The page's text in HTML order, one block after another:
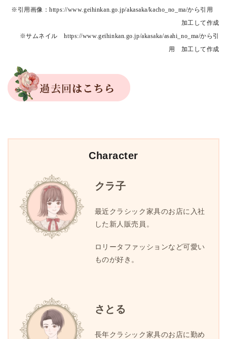
※引用画像：https://www.geihinkan.go.jp/akasaka/kacho_no_ma/から引用
加工して作成
※サムネイル https://www.geihinkan.go.jp/akasaka/asahi_no_ma/から引
用 加工して作成
Character
クラ子
最近クラシック家具のお店に入社
した新人販売員。
ロリータファッションなど可愛い
ものが好き。
さとる
長年クラシック家具のお店に勤め